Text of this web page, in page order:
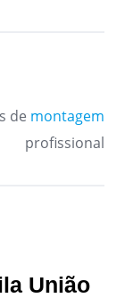
de montagem
profissional
União